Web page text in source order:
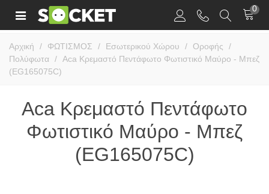
0
Αρχική / ΦΩΤΙΣΜΟΣ / Εσωτερικού Χώρου / Οροφής
/
Πολύφωτα / Aca Κρεμαστό Πεντάφωτο Φωτιστικό Μαύρο - Μπεζ
(EG165075C)
Aca Κρεμαστό Πεντάφωτο
Φωτιστικό Μαύρο - Μπεζ
(EG165075C)